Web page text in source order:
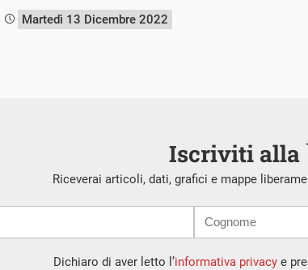
Martedì 13 Dicembre 2022
Iscriviti alla
Riceverai articoli, dati, grafici e mappe
Dichiaro di aver letto l’informativa privacye